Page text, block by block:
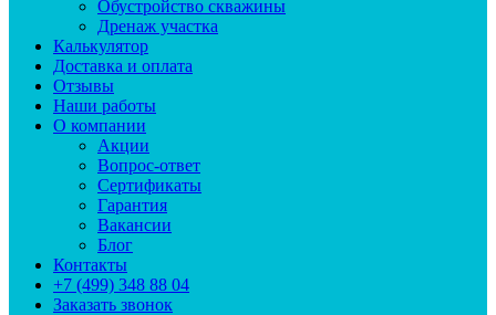
Обустройство скважины
Дренаж участка
Калькулятор
Доставка и оплата
Отзывы
Наши работы
О компании
Акции
Вопрос-ответ
Сертификаты
Гарантия
Вакансии
Блог
Контакты
+7 (499) 348 88 04
Заказать звонок